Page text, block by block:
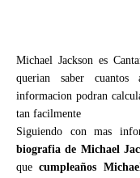
Michael Jackson es
querian saber cuantos
informacion podran
tan facilmente
Siguiendo con mas
biografia de Michael
quecumpleaños